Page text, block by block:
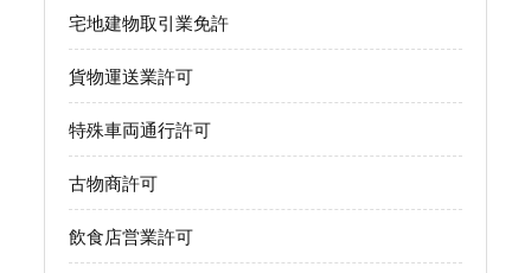
宅地建物取引業免許
貨物運送業許可
特殊車両通行許可
古物商許可
飲食店営業許可